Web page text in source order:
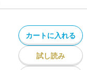
カートに入れる
試し読み